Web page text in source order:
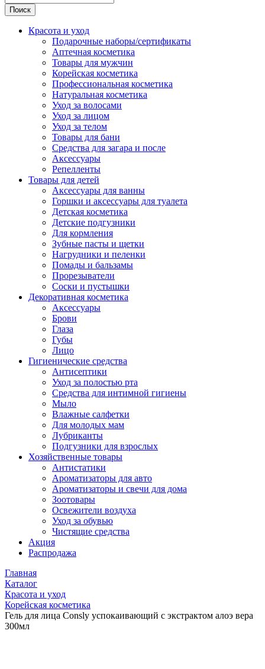
Поиск
Красота и уход
Подарочные наборы/сертификаты
Аптечная косметика
Товары для мужчин
Корейская косметика
Профессиональная косметика
Натуральная косметика
Уход за волосами
Уход за лицом
Уход за телом
Товары для бани
Средства для загара и после
Аксессуары
Репелленты
Товары для детей
Аксессуары для ванны
Горшки и аксессуары для туалета
Детская косметика
Детские подгузники
Для кормления
Зубные пасты и щетки
Нагрудники и пеленки
Помады и бальзамы
Прорезыватели
Соски и пустышки
Декоративная косметика
Аксессуары
Брови
Глаза
Губы
Лицо
Гигиенические средства
Антисептики
Уход за полостью рта
Средства для интимной гигиены
Мыло
Влажные салфетки
Для молодых мам
Лубриканты
Подгузники для взрослых
Хозяйственные товары
Антистатики
Ароматизаторы для авто
Ароматизаторы и свечи для дома
Зоотовары
Освежители воздуха
Уход за обувью
Чистящие средства
Акция
Распродажа
Главная
Каталог
Красота и уход
Корейская косметика
Гель для лица Consly успокаивающий с экстрактом алоэ вера
300мл